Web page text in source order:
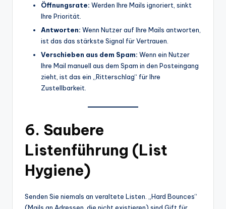
Öffnungsrate: Werden Ihre Mails ignoriert, sinkt
Ihre Priorität.
Antworten: Wenn Nutzer auf Ihre Mails antworten,
ist das das stärkste Signal für Vertrauen.
Verschieben aus dem Spam: Wenn ein Nutzer
Ihre Mail manuell aus dem Spam in den Posteingang
zieht, ist das ein „Ritterschlag“ für Ihre
Zustellbarkeit.
6. Saubere
Listenführung (List
Hygiene)
Senden Sie niemals an veraltete Listen. „Hard Bounces“